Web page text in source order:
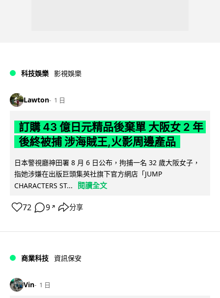
科技娛樂 影視娛樂
Lawton 1 日
訂購 43 億日元精品後棄單 大阪女 2 年
後終被捕 涉海賊王,火影周邊產品
日本警視廳神田署 8 月 6 日公布，拘捕一名 32 歲大阪女子，
指她涉嫌在出版巨頭集英社旗下官方網店「JUMP
CHARACTERS ST...
閱讀全文
72 9 ↗ 分享
商業科技 資訊保安
Vin 1 日